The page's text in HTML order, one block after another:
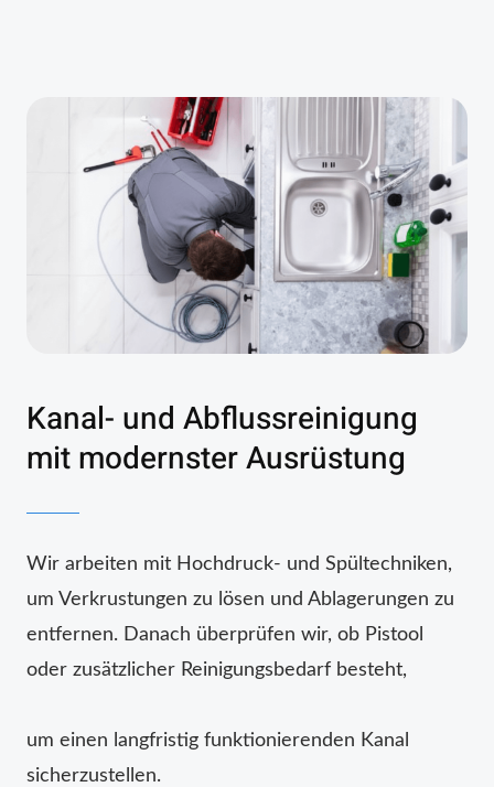
Kanal- und Abflussreinigung
mit modernster Ausrüstung
Wir arbeiten mit Hochdruck- und Spültechniken,
um Verkrustungen zu lösen und Ablagerungen zu
entfernen. Danach überprüfen wir, ob Pistool
oder zusätzlicher Reinigungsbedarf besteht,
um einen langfristig funktionierenden Kanal
sicherzustellen.